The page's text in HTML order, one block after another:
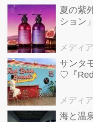
夏の紫
ション
メディ
サンタ
♡『
メディ
海と温